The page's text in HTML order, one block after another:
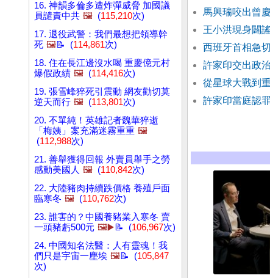
16. 神韻多倫多遭炸彈威脅 加國議
員譴責中共 🖼️ (115,210次)
17. 退役武警：我們最想把領導幹
死 🖼️📝 (114,861次)
18. 住在長江邊沒水喝 重慶億元村
爆假政績 🖼️ (114,416次)
19. 張雪峰猝死引震動 網友勸切莫
逆天而行 🖼️ (113,801次)
20. 不單純！英雄記者魏華猝逝
「梅姨」案充滿迷霧重重 🖼️
(112,988次)
21. 善舉獲得回報 外賣員舉手之勞
感動美國人 🖼️ (110,842次)
22. 大陸豬肉持續跌價格 養殖戶面
臨寒冬 🖼️ (110,762次)
23. 誰害的？中國養豬業入寒冬 賣
一頭豬虧500元 🖼️▶️📝 (106,967次)
24. 中國知名法醫：人有靈魂！我
們只是宇宙一塵埃 🖼️📝 (105,847
次)
馬興瑞咬出曾
王小洪現身闢
西班牙首相急
許家印交出政
從星球大戰到
許家印當庭認